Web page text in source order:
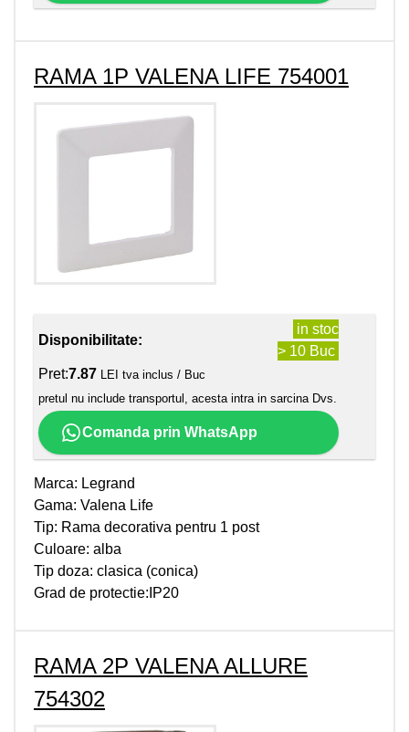
RAMA 1P VALENA LIFE 754001
Disponibilitate:
in stoc
> 10 Buc
Pret:7.87 LEI tva inclus / Buc
pretul nu include transportul, acesta intra in sarcina Dvs.
Comanda prin WhatsApp
Marca: Legrand
Gama: Valena Life
Tip: Rama decorativa pentru 1 post
Culoare: alba
Tip doza: clasica (conica)
Grad de protectie:IP20
RAMA 2P VALENA ALLURE
754302